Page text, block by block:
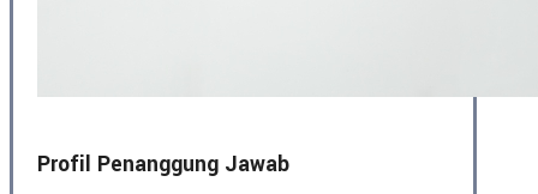
Profil Penanggung Jawab